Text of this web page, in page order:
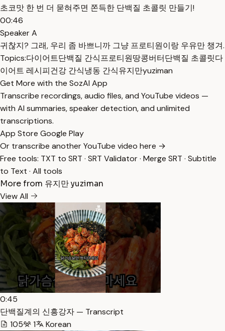
초코맛 한 번 더 묻혀주면 쫀득한 단백질 초콜릿 만들기!
00:46
Speaker A
귀찮지? 그래, 우리 좀 바쁘니까 그냥 프로티원이랑 우유만 챙겨.
Topics:다이어트단백질 간식프로티원땅콩버터단백질 초콜릿다
이어트 레시피건강 간식냉동 간식유지만yuziman
Get More with the SozAI App
Transcribe recordings, audio files, and YouTube videos —
with AI summaries, speaker detection, and unlimited
transcriptions.
App Store Google Play
Or transcribe another YouTube video here →
Free tools: TXT to SRT · SRT Validator· Merge SRT · Subtitle
to Text · All tools
More from 유지만 yuziman
View All
0:45
단백질계의 신흥강자 — Transcript
105
1 Korean